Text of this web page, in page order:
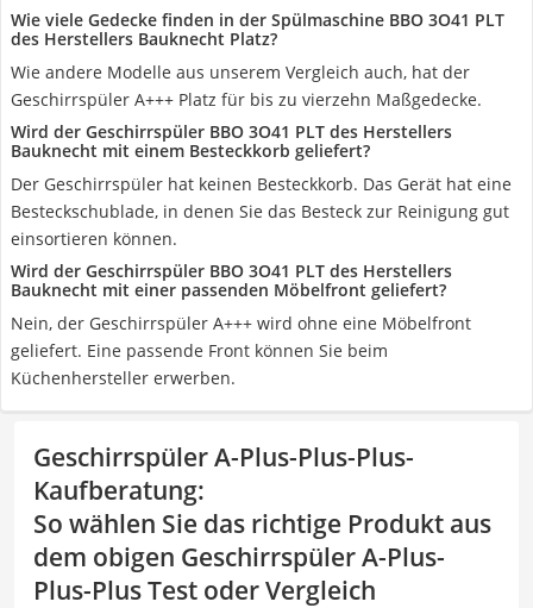
Wie viele Gedecke finden in der Spülmaschine BBO 3O41 PLT
des Herstellers Bauknecht Platz?
Wie andere Modelle aus unserem Vergleich auch, hat der
Geschirrspüler A+++ Platz für bis zu vierzehn Maßgedecke.
Wird der Geschirrspüler BBO 3O41 PLT des Herstellers
Bauknecht mit einem Besteckkorb geliefert?
Der Geschirrspüler hat keinen Besteckkorb. Das Gerät hat eine
Besteckschublade, in denen Sie das Besteck zur Reinigung gut
einsortieren können.
Wird der Geschirrspüler BBO 3O41 PLT des Herstellers
Bauknecht mit einer passenden Möbelfront geliefert?
Nein, der Geschirrspüler A+++ wird ohne eine Möbelfront
geliefert. Eine passende Front können Sie beim
Küchenhersteller erwerben.
Geschirrspüler A-Plus-Plus-Plus-
Kaufberatung:
So wählen Sie das richtige Produkt aus
dem obigen Geschirrspüler A-Plus-
Plus-Plus Test oder Vergleich